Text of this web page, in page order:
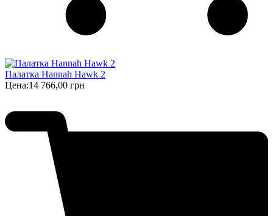
Палатка Hannah Hawk 2
Цена:14 766,00 грн